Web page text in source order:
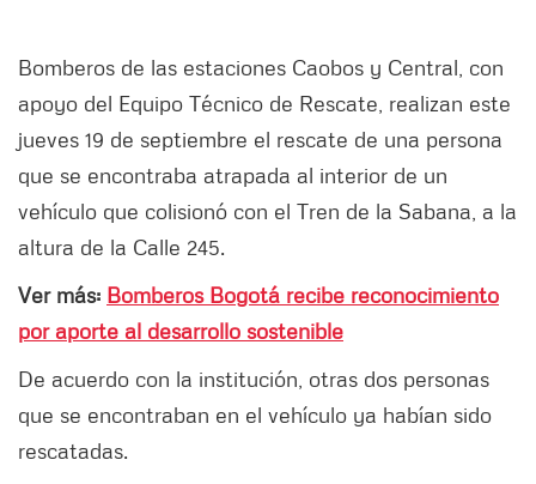
Bomberos de las estaciones Caobos y Central, con
apoyo del Equipo Técnico de Rescate, realizan este
jueves 19 de septiembre el rescate de una persona
que se encontraba atrapada al interior de un
vehículo que colisionó con el Tren de la Sabana, a la
altura de la Calle 245.
Ver más: Bomberos Bogotá recibe reconocimiento
por aporte al desarrollo sostenible
De acuerdo con la institución, otras dos personas
que se encontraban en el vehículo ya habían sido
rescatadas.